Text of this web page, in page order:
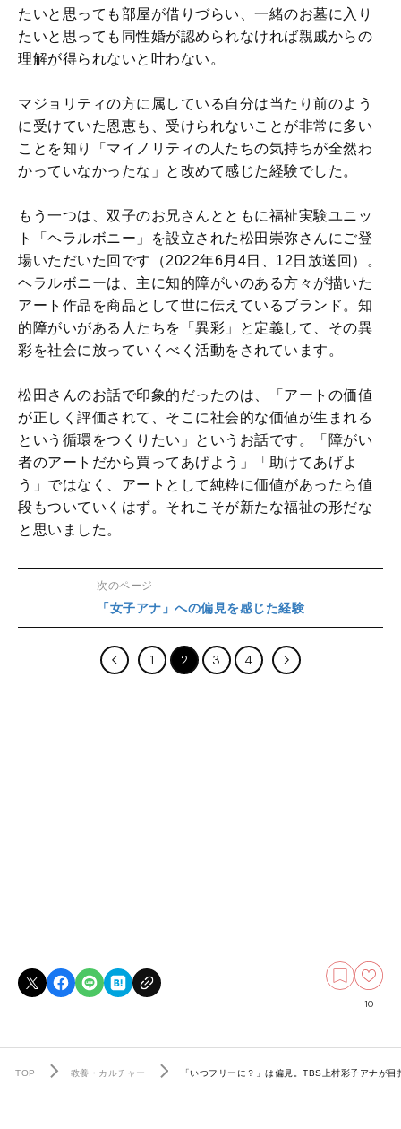
たいと思っても部屋が借りづらい、一緒のお墓に入り
たいと思っても同性婚が認められなければ親戚からの
理解が得られないと叶わない。
マジョリティの方に属している自分は当たり前のよう
に受けていた恩恵も、受けられないことが非常に多い
ことを知り「マイノリティの人たちの気持ちが全然わ
かっていなかったな」と改めて感じた経験でした。
もう一つは、双子のお兄さんとともに福祉実験ユニッ
ト「ヘラルボニー」を設立された松田崇弥さんにご登
場いただいた回です（2022年6月4日、12日放送回）。
ヘラルボニーは、主に知的障がいのある方々が描いた
アート作品を商品として世に伝えているブランド。知
的障がいがある人たちを「異彩」と定義して、その異
彩を社会に放っていくべく活動をされています。
松田さんのお話で印象的だったのは、「アートの価値
が正しく評価されて、そこに社会的な価値が生まれる
という循環をつくりたい」というお話です。「障がい
者のアートだから買ってあげよう」「助けてあげよ
う」ではなく、アートとして純粋に価値があったら値
段もついていくはず。それこそが新たな福祉の形だな
と思いました。
次のページ
「女子アナ」への偏見を感じた経験
1 2 3 4
10
TOP 教養・カルチャー 「いつフリーに？」は偏見。TBS上村彩子アナが